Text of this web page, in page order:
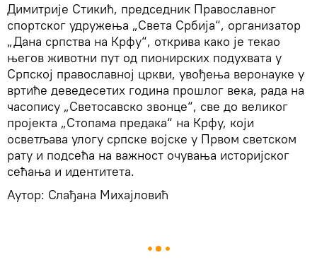
Димитрије Стикић, председник Православног
спортског удружења „Света Србија“, организатор
„Дана српства на Крфу“, открива како је текао
његов животни пут од пионирских подухвата у
Српској православној цркви, увођења веронауке у
вртиће деведесетих година прошлог века, рада на
часопису „Светосавско звонце“, све до великог
пројекта „Стопама предака“ на Крфу, који
осветљава улогу српске војске у Првом светском
рату и подсећа на важност очувања историјског
сећања и идентитета.
Аутор: Слађана Михајловић